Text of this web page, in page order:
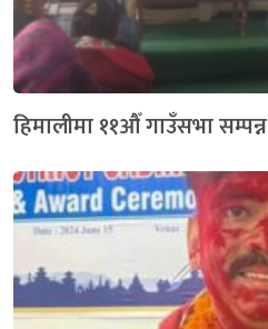
हिमालीमा ११औँ गाउँसभा सम्पन्न